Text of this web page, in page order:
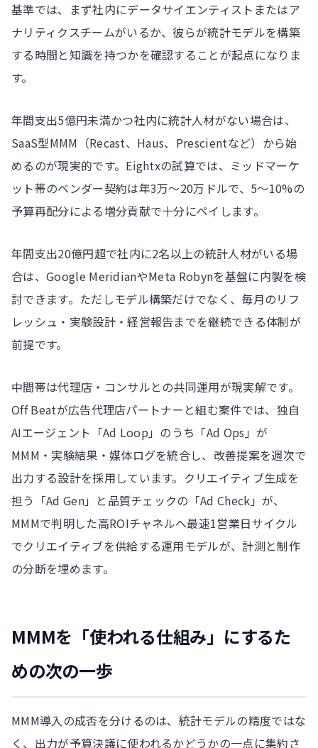
基準では、まず社内にデータサイエンティストまたはア
ナリティクスチームがいるか、彼らが統計モデルを構築
する時間と知識を持つかを確認することが起点になりま
す。
年間支出5億円未満かつ社内に統計人材がない場合は、
SaaS型MMM（Recast、Haus、Prescientなど）から始
めるのが現実的です。Eightxの試算では、ミッドマーケ
ット帯のベンダー契約は年3万〜20万ドルで、5〜10%の
予算再配分による増分貢献で十分にペイします。
年間支出20億円超で社内に2名以上の統計人材がいる場
合は、Google MeridianやMeta Robynを基盤に内製を検
討できます。ただしモデル構築だけでなく、毎月のリフ
レッシュ・実験設計・経営報告までを継続できる体制が
前提です。
中間帯は代理店・コンサルとの共同運用が現実解です。
Off Beatが広告代理店パートナーと組む案件では、独自
AIエージェント「Ad Loop」のうち「Ad Ops」が
MMM・実験結果・媒体ログを統合し、改善提案を週次で
出力する設計を採用しています。クリエイティブ生成を
担う「Ad Gen」と品質チェックの「Ad Check」が、
MMMで判明した高ROIチャネルへ最速1営業日サイクル
でクリエイティブを供給する運用モデルが、計測と制作
の分断を埋めます。
MMMを「使われる仕組み」にするた
めの次の一歩
MMM導入の成否を分けるのは、統計モデルの精度ではな
く、出力が予算決議に使われるかどうかの一点に集約さ